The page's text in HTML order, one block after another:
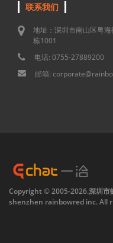
联系我们
地址：深圳市南山区粤
栋1001
电话: 0755-27889200
邮箱:
Copyright © 2005-2026.深圳市
shenzhen rainbowred inc. All